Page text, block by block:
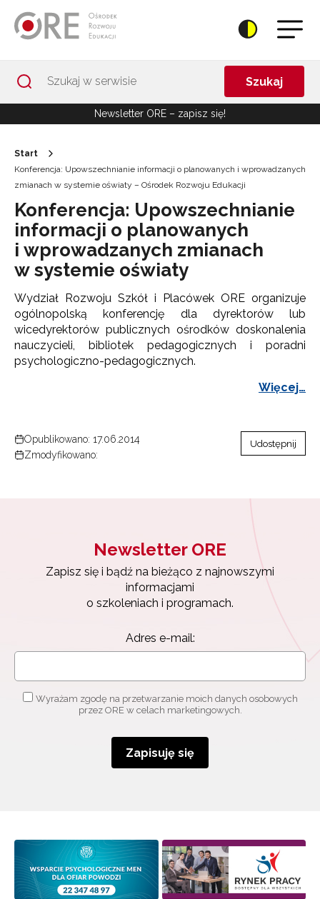
Szukaj
Newsletter ORE – zapisz się!
Start
Konferencja: Upowszechnianie informacji o planowanych i wprowadzanych
zmianach w systemie oświaty – Ośrodek Rozwoju Edukacji
Konferencja: Upowszechnianie
informacji o planowanych
i wprowadzanych zmianach
w systemie oświaty
Wydział Rozwoju Szkół i Placówek ORE organizuje
ogólnopolską konferencję dla dyrektorów lub
wicedyrektorów publicznych ośrodków doskonalenia
nauczycieli, bibliotek pedagogicznych i poradni
psychologiczno-pedagogicznych.
Więcej…
Opublikowano: 17.06.2014
Zmodyfikowano:
Udostępnij
Newsletter ORE
Zapisz się i bądź na bieżąco z najnowszymi
informacjami
o szkoleniach i programach.
Adres e-mail:
Wyrażam zgodę na przetwarzanie moich danych osobowych
przez ORE w celach marketingowych.
Zapisuję się